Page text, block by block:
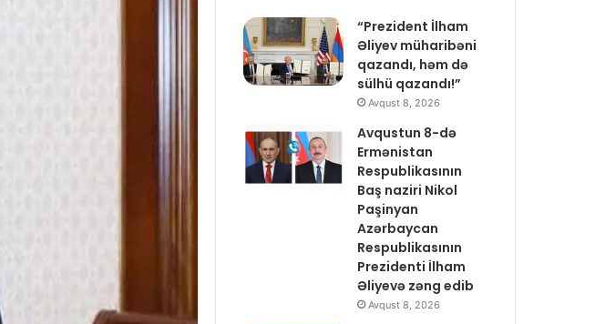
“Prezident İlham
Əliyev müharibəni
qazandı, həm də
sülhü qazandı!”
Avqust 8, 2026
Avqustun 8-də
Ermənistan
Respublikasının
Baş naziri Nikol
Paşinyan
Azərbaycan
Respublikasının
Prezidenti İlham
Əliyevə zəng edib
Avqust 8, 2026